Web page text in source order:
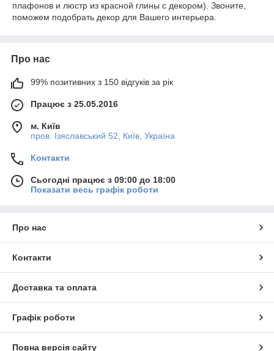
плафонов и люстр из красной глины с декором). Звоните,
поможем подобрать декор для Вашего интерьера.
Про нас
99% позитивних з 150 відгуків за рік
Працює з 25.05.2016
м. Київ
пров. Ізяславський 52, Київ, Україна
Контакти
Сьогодні працює з 09:00 до 18:00
Показати весь графік роботи
Про нас
Контакти
Доставка та оплата
Графік роботи
Повна версія сайту